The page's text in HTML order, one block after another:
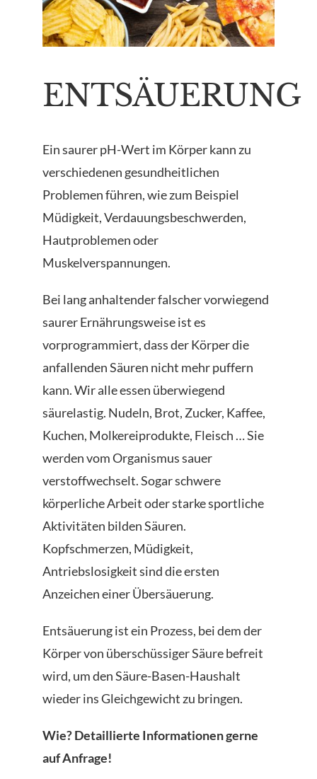
ENTSÄUERUNG
Ein saurer pH-Wert im Körper kann zu
verschiedenen gesundheitlichen
Problemen führen, wie zum Beispiel
Müdigkeit, Verdauungsbeschwerden,
Hautproblemen oder
Muskelverspannungen.
Bei lang anhaltender falscher vorwiegend
saurer Ernährungsweise ist es
vorprogrammiert, dass der Körper die
anfallenden Säuren nicht mehr puffern
kann. Wir alle essen überwiegend
säurelastig. Nudeln, Brot, Zucker, Kaffee,
Kuchen, Molkereiprodukte, Fleisch … Sie
werden vom Organismus sauer
verstoffwechselt. Sogar schwere
körperliche Arbeit oder starke sportliche
Aktivitäten bilden Säuren.
Kopfschmerzen, Müdigkeit,
Antriebslosigkeit sind die ersten
Anzeichen einer Übersäuerung.
Entsäuerung ist ein Prozess, bei dem der
Körper von überschüssiger Säure befreit
wird, um den Säure-Basen-Haushalt
wieder ins Gleichgewicht zu bringen.
Wie? Detaillierte Informationen gerne
auf Anfrage!